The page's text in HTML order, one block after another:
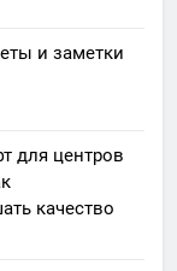
и заметки
для центров
качество